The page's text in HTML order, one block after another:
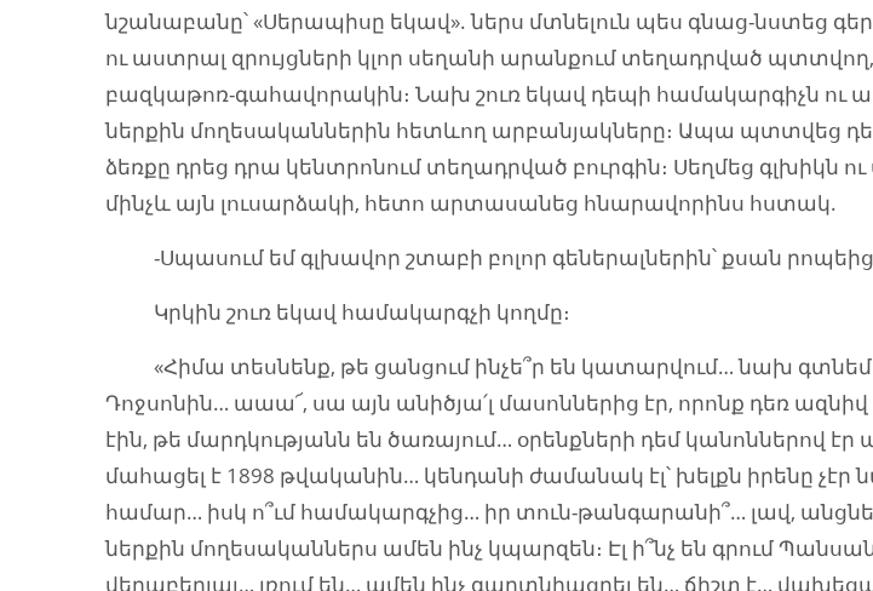
նշանաբանը՝ «Սերապիսը եկավ». ներս մտնելուն պես գնաց-նստեց
ու աստրալ զրույցների կլոր սեղանի արանքում տեղադրված
բազկաթոռ-գահավորակին։ Նախ շուռ եկավ դեպի համակարգիչն ու
ներքին մողեսականներին հետևող արբանյակները։ Ապա պտտվեց
ձեռքը դրեց դրա կենտրոնում տեղադրված բուրգին։ Սեղմեց գլխիկն
մինչև այն լուսարձակի, հետո արտասանեց հնարավորինս հստակ.
-Սպասում եմ գլխավոր շտաբի բոլոր գեներալներին՝ քսան
Կրկին շուռ եկավ համակարգչի կողմը։
«Հիմա տեսնենք, թե ցանցում ինչե՞ր են կատարվում… նախ գտնեմ
Դոջսոնին… աաա՜, սա այն անիծյա՛լ մասոններից էր, որոնք դեռ ազնիվ
էին, թե մարդկությանն են ծառայում… օրենքների դեմ կանոններով էր
մահացել է 1898 թվականին… կենդանի ժամանակ էլ՝ խելքն իրենը չէր
համար… իսկ ո՞ւմ համակարգչից… իր տուն-թանգարանի՞… լավ,
ներքին մողեսականներս ամեն ինչ կպարզեն։ Էլ ի՞նչ են գրում
վերաբերյալ… լռում են… ամեն ինչ գաղտնիացրել են… ճիշտ է…